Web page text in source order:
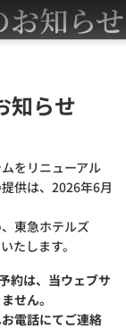
お知らせ
知らせ
をリニューアル
供は、2026年6月
東急ホテルズ
たします。
約は、当ウェブサ
せん。
電話にてご連絡